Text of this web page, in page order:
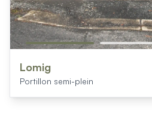
Lomig
Portillon semi-plein